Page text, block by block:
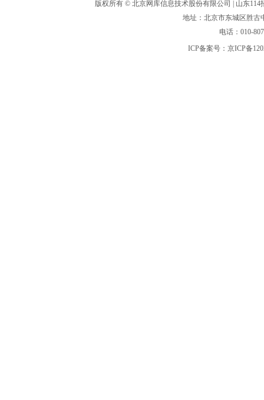
版权所有 © 北京网库信息技术股份有限公司
| 山东
地址：北京市东城区胜
电话：010-
ICP备案号： 京ICP备